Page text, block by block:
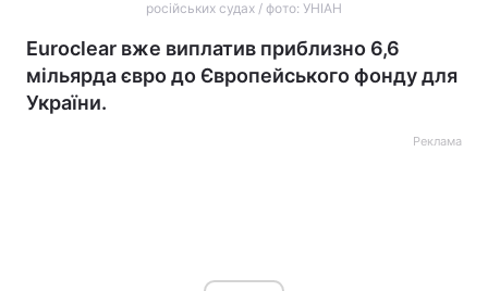
російських судах / фото: УНІАН
Euroclear вже виплатив приблизно 6,6
мільярда євро до Європейського фонду для
України.
Реклама